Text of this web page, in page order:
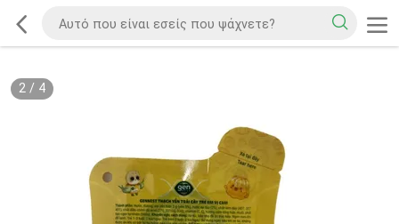
2/ 4